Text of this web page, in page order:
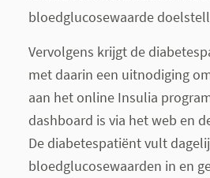
bloedglucosewaarde
Vervolgens krijgt de
met daarin een uitnodiging
aan het online Insulia
dashboard is via het web en
De diabetespatiënt vult
bloedglucosewaarden in en